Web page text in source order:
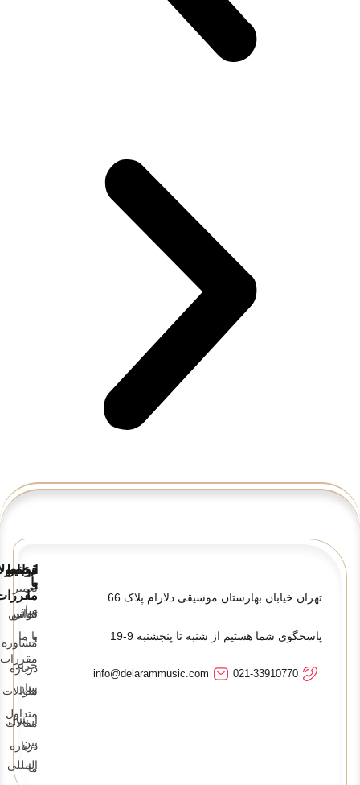
تهران خیابان بهارستان موسیقی دلارام پلاک 66
پاسخگوی شما هستیم از شنبه تا پنجشنبه 9-19
021-33910770
info@delarammusic.com
تعمیر
ساز
مشاوره
خرید
ساز
ارسال
بین
المللی
قوانین
و
قوانین
و
مقررات
سوالات
متداول
درباره
ما
ارتباط
با
ما
تماس
با ما
درباره
ما
مقالات